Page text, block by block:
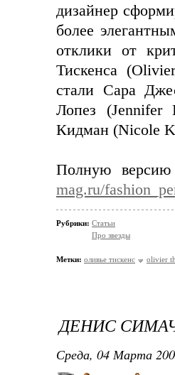
дизайнер
более
отклики от
Тискенса
стали Сара
Лопез (Jennifer
Кидман (Nicole
Полную
mag.ru/
Рубрики: Статьи
Про звезды
Метки: оливье тискенс olivier
ДЕНИС
Среда, 04 Марта